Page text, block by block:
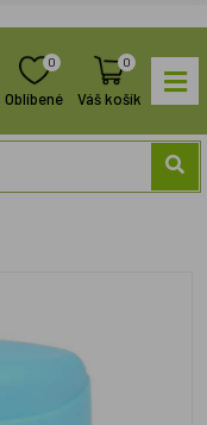
0
Oblíbené
0
Váš košík